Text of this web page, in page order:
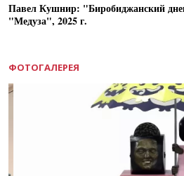
Павел Кушнир: "Биробиджанский
"Медуза", 2025 г.
ФОТОГАЛЕРЕЯ